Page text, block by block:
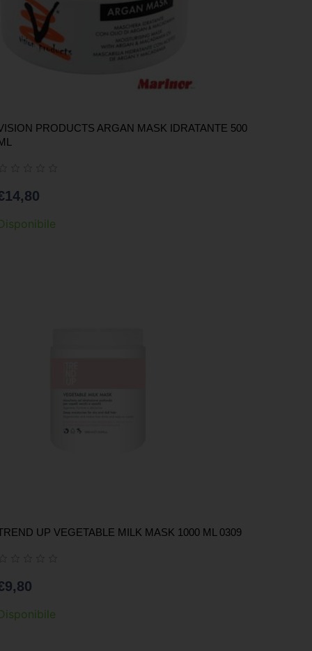
PRODUCTS ARGAN MASK IDRATANTE 500
14,80
UP VEGETABLE MILK MASK 1000 ML 0309
9,80